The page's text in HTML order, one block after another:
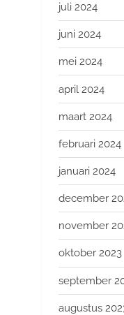
juli 2024
juni 2024
mei 2024
april 2024
maart 2024
februari 2024
januari 2024
december
november
oktober 2023
september
augustus